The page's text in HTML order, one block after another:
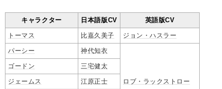
キャラクター 日本語版CV 英語版CV
トーマス 比嘉久美子 ジョン・ハスラー
パーシー 神代知衣
ロブ・ラックストロー
ゴードン 三宅健太
ジェームス 江原正士